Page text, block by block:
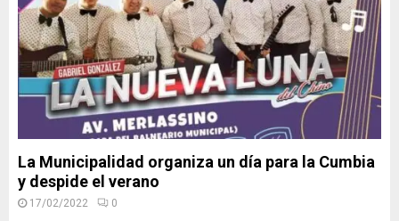
La Municipalidad organiza un día para la Cumbia
y despide el verano
17/02/2022 0